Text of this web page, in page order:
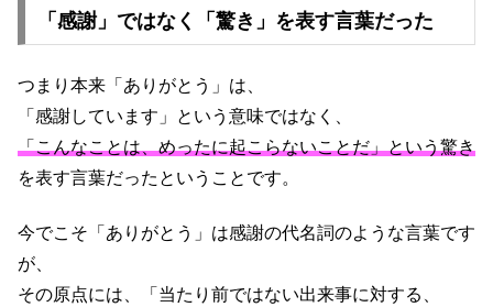
「感謝」ではなく「驚き」を表す言葉だった
つまり本来「ありがとう」は、
「感謝しています」という意味ではなく、
「こんなことは、めったに起こらないことだ」という驚き
を表す言葉だったということです。
今でこそ「ありがとう」は感謝の代名詞のような言葉です
が、
その原点には、「当たり前ではない出来事に対する、